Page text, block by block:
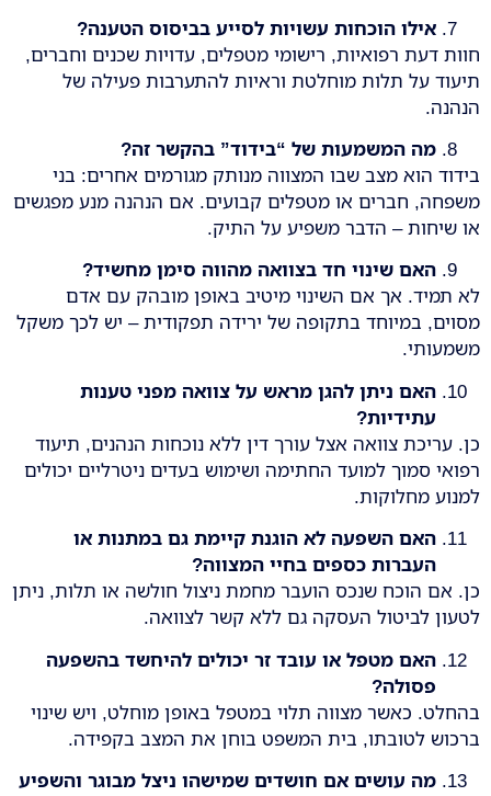
אילו הוכחות עשויות לסייע בביסוס הטענה?
חוות דעת רפואיות, רישומי מטפלים, עדויות שכנים וחברים,
תיעוד על תלות מוחלטת וראיות להתערבות פעילה של
הנהנה.
מה המשמעות של “בידוד” בהקשר זה?
בידוד הוא מצב שבו המצווה מנותק מגורמים אחרים: בני
משפחה, חברים או מטפלים קבועים. אם הנהנה מנע מפגשים
או שיחות – הדבר משפיע על התיק.
האם שינוי חד בצוואה מהווה סימן מחשיד?
לא תמיד. אך אם השינוי מיטיב באופן מובהק עם אדם
מסוים, במיוחד בתקופה של ירידה תפקודית – יש לכך משקל
משמעותי.
האם ניתן להגן מראש על צוואה מפני טענות
עתידיות?
כן. עריכת צוואה אצל עורך דין ללא נוכחות הנהנים, תיעוד
רפואי סמוך למועד החתימה ושימוש בעדים ניטרליים יכולים
למנוע מחלוקות.
האם השפעה לא הוגנת קיימת גם במתנות או
העברות כספים בחיי המצווה?
כן. אם הוכח שנכס הועבר מחמת ניצול חולשה או תלות, ניתן
לטעון לביטול העסקה גם ללא קשר לצוואה.
האם מטפל או עובד זר יכולים להיחשד בהשפעה
פסולה?
בהחלט. כאשר מצווה תלוי במטפל באופן מוחלט, ויש שינוי
ברכוש לטובתו, בית המשפט בוחן את המצב בקפידה.
מה עושים אם חושדים שמישהו ניצל מבוגר והשפיע